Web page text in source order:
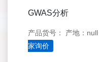
GWAS分析
产品货号： 产地：null
家询价